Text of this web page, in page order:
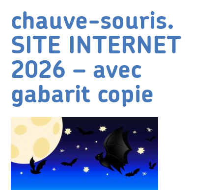
chauve-souris.
SITE INTERNET
2026 – avec
gabarit copie